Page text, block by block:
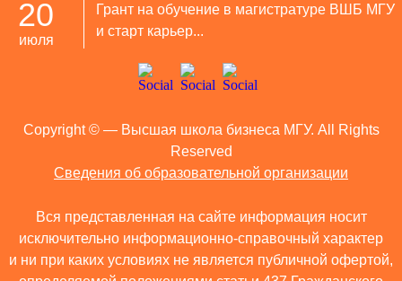
20
июля
Грант на обучение в магистратуре ВШБ МГУ
и старт карьер...
Copyright © — Высшая школа бизнеса МГУ. All Rights
Reserved
Сведения об образовательной организации
Вся представленная на сайте информация носит
исключительно информационно-справочный характер
и ни при каких условиях не является публичной офертой,